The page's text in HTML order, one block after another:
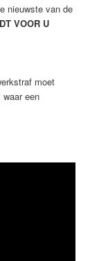
nieuwste van de
VOOR U
moet
een